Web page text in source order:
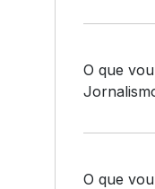
O que
O que